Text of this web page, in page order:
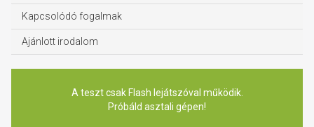
Kapcsolódó fogalmak
Ajánlott irodalom
A teszt csak Flash lejátszóval működik.
Próbáld asztali gépen!